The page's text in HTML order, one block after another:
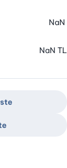
NaN
NaN TL